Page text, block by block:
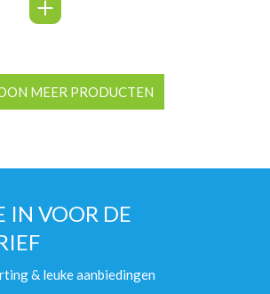
MEER PRODUCTEN
IN VOOR DE
& leuke aanbiedingen